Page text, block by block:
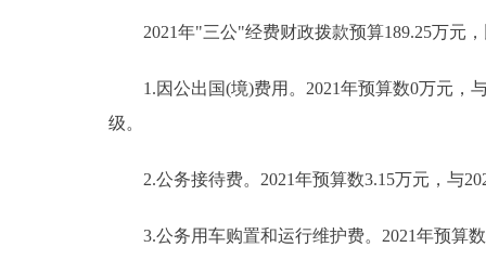
2021年"三公"经费财政拨款预算189.25万元，
1.因公出国(境)费用。2021年预算数0万元，
级。
2.公务接待费。2021年预算数3.15万元，与
3.公务用车购置和运行维护费。2021年预算数